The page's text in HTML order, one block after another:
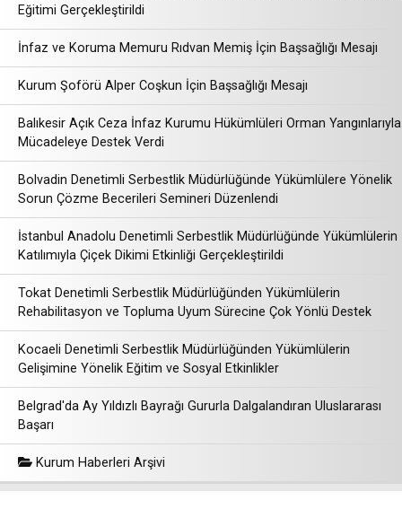
Eğitimi Gerçekleştirildi
İnfaz ve Koruma Memuru Rıdvan Memiş İçin Başsağlığı Mesajı
Kurum Şoförü Alper Coşkun İçin Başsağlığı Mesajı
Balıkesir Açık Ceza İnfaz Kurumu Hükümlüleri Orman Yangınlarıyla
Mücadeleye Destek Verdi
Bolvadin Denetimli Serbestlik Müdürlüğünde Yükümlülere Yönelik
Sorun Çözme Becerileri Semineri Düzenlendi
İstanbul Anadolu Denetimli Serbestlik Müdürlüğünde Yükümlülerin
Katılımıyla Çiçek Dikimi Etkinliği Gerçekleştirildi
Tokat Denetimli Serbestlik Müdürlüğünden Yükümlülerin
Rehabilitasyon ve Topluma Uyum Sürecine Çok Yönlü Destek
Kocaeli Denetimli Serbestlik Müdürlüğünden Yükümlülerin
Gelişimine Yönelik Eğitim ve Sosyal Etkinlikler
Belgrad'da Ay Yıldızlı Bayrağı Gururla Dalgalandıran Uluslararası
Başarı
Kurum Haberleri Arşivi